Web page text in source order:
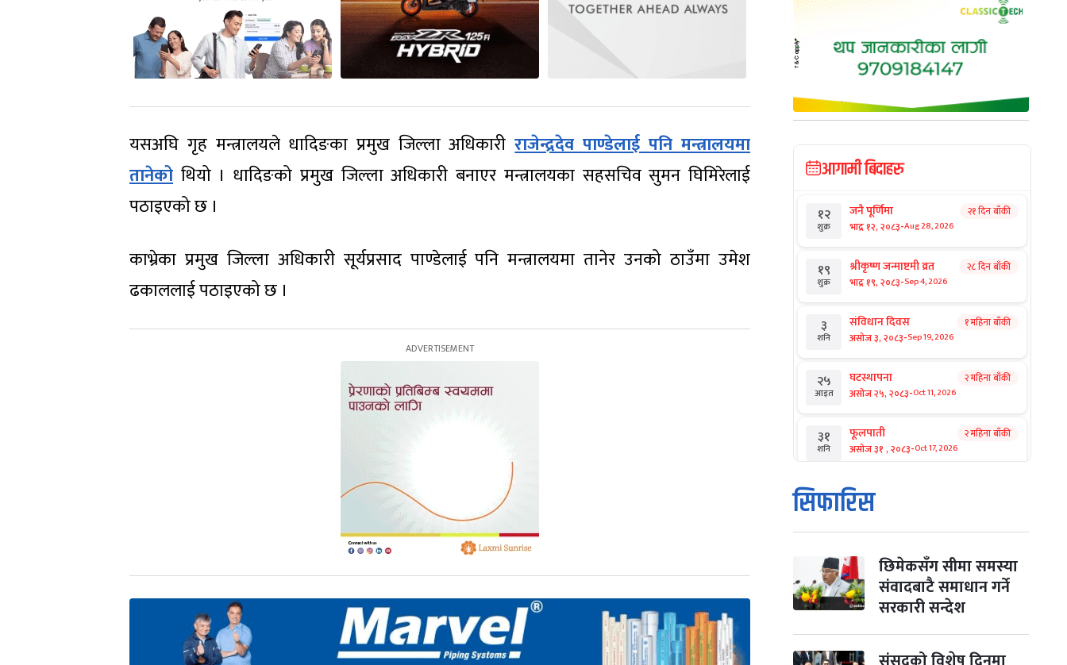
यसअघि गृह मन्त्रालयले धादिङका प्रमुख जिल्ला अधिकारीराजेन्द्रदेव पाण्डेलाई पनि मन्त्रालयमा
तानेको थियो । धादिङको प्रमुख जिल्ला अधिकारी बनाएर मन्त्रालयका सहसचिव सुमन घिमिरेलाई
पठाइएको छ ।
काभ्रेका प्रमुख जिल्ला अधिकारी सूर्यप्रसाद पाण्डेलाई पनि मन्त्रालयमा तानेर उनको ठाउँमा उमेश
ढकाललाई पठाइएको छ ।
आगामी बिदाहरु
१२
शुक्र
जनै पूर्णिमा
भाद्र १२, २०८३-Aug 28, 2026
२१ दिन बाँकी
१९
शुक्र
श्रीकृष्ण जन्माष्टमी व्रत
भाद्र १९, २०८३-Sep 4, 2026
२८ दिन बाँकी
३
शनि
संविधान दिवस
असोज ३, २०८३-Sep 19, 2026
१ महिना बाँकी
२५
आइत
घटस्थापना
असोज २५, २०८३-Oct 11, 2026
२ महिना बाँकी
३१
शनि
फूलपाती
असोज ३१ , २०८३-Oct 17, 2026
२ महिना बाँकी
१
आइत
कार्तिक सङ्क्रान्ति
कार्तिक १, २०८३
मंगल कार्तिक ३, २०८३-Oct 20, 2026
४ विजयादशमी
कार्तिक ४, २०८३- Oct 21, 2026
२ महिना बाँकी
५ पापा‌ङ्कुशा एकादशी व्रत २ महिना बाँकी
सिफारिस
छिमेकसँग सीमा समस्या
संवादबाटै समाधान गर्ने
सरकारी सन्देश